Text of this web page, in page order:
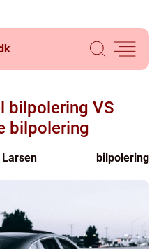
bilpolering VS
bilpolering
Larsen bilpolering